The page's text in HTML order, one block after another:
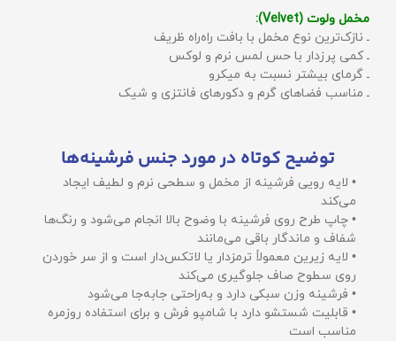
مخمل ولوت (Velvet):
ـ نازک‌ترین نوع مخمل با بافت راه‌راه ظریف
ـ کمی پرزدار با حس لمس نرم و لوکس
ـ گرمای بیشتر نسبت به میکرو
ـ مناسب فضاهای گرم و دکورهای فانتزی و شیک
توضیح کوتاه در مورد جنس فرشینه‌ها
• لایه رویی فرشینه از مخمل و سطحی نرم و لطیف ایجاد
می‌کند
• چاپ طرح روی فرشینه با وضوح بالا انجام می‌شود و رنگ‌ها
شفاف و ماندگار باقی می‌مانند
• لایه زیرین معمولاً ترمزدار یا لاتکس‌دار است و از سر خوردن
روی سطوح صاف جلوگیری می‌کند
• فرشینه وزن سبکی دارد و به‌راحتی جابه‌جا می‌شود
• قابلیت شستشو دارد با شامپو فرش و برای استفاده روزمره
مناسب است